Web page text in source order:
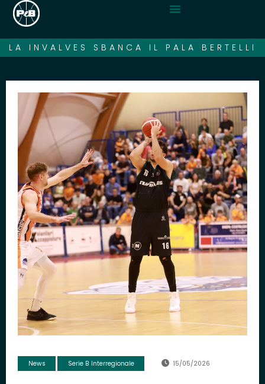
LA INVALVES SBANCA IL PALA BERTELLI
News Serie B Interregionale 15/05/2026